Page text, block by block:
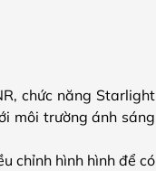
chức năng Starlight
môi trường ánh sáng
chỉnh hình hình để có